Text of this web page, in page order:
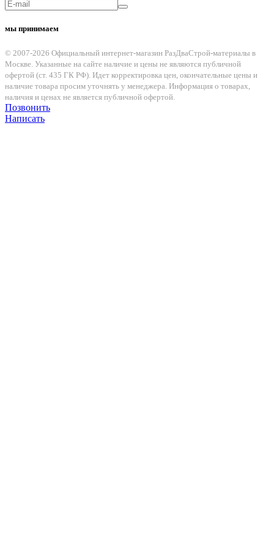
мы принимаем
© 2007-2026 Официальный интернет-магазин РазДваСтрой-материалы в
Москве. Указанные на сайте наличие и цены не являются публичной
офертой (ст. 435 ГК РФ). Идет корректировка цен, окончательные цены и
наличие товара просим уточнять у менеджера. Информация о товарах,
наличия и ценах не является публичной офертой.
Позвонить
Написать